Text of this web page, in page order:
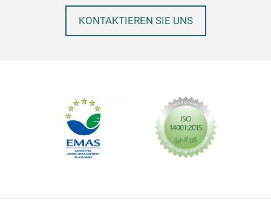
KONTAKTIEREN SIE UNS